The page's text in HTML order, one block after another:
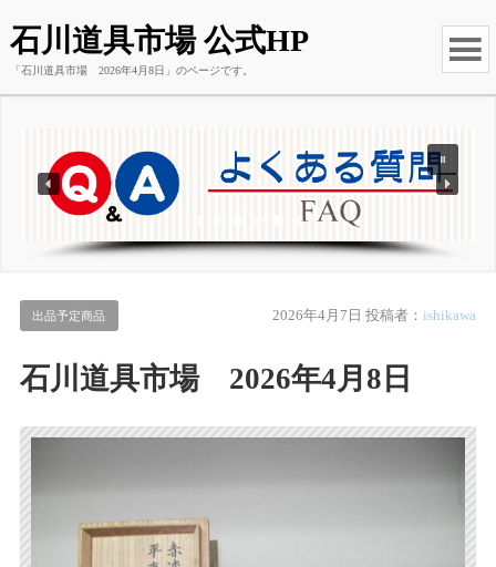
石川道具市場 公式HP
「石川道具市場 2026年4月8日」のページです。
出品予定商品 2026年4月7日 投稿者：ishikawa
石川道具市場 2026年4月8日